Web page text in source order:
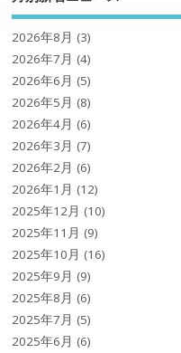
2026年8月 (3)
2026年7月 (4)
2026年6月 (5)
2026年5月 (8)
2026年4月 (6)
2026年3月 (7)
2026年2月 (6)
2026年1月 (12)
2025年12月 (10)
2025年11月 (9)
2025年10月 (16)
2025年9月 (9)
2025年8月 (6)
2025年7月 (5)
2025年6月 (6)